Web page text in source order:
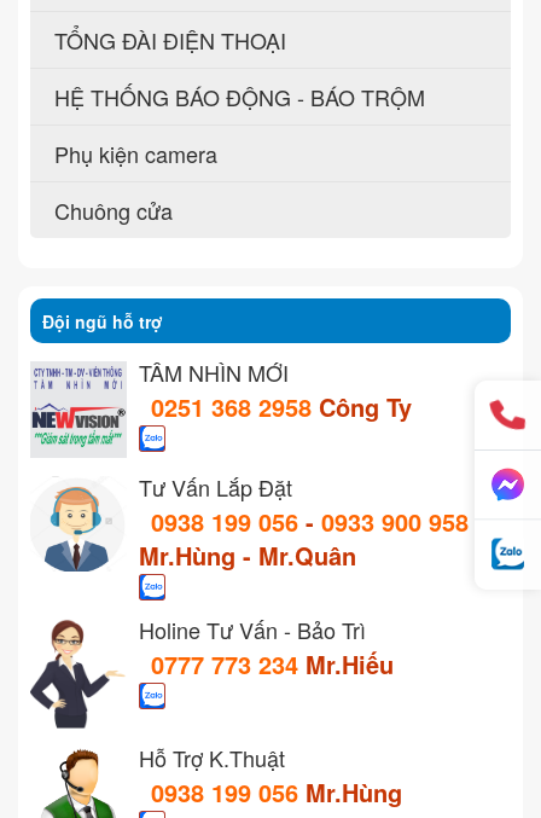
TỔNG ĐÀI ĐIỆN THOẠI
HỆ THỐNG BÁO ĐỘNG - BÁO TRỘM
Phụ kiện camera
Chuông cửa
Đội ngũ hỗ trợ
TẦM NHÌN MỚI
0251 368 2958 Công Ty
Tư Vấn Lắp Đặt
0938 199 056 - 0933 900 958
Mr.Hùng - Mr.Quân
Holine Tư Vấn - Bảo Trì
0777 773 234 Mr.Hiếu
Hỗ Trợ K.Thuật
0938 199 056 Mr.Hùng